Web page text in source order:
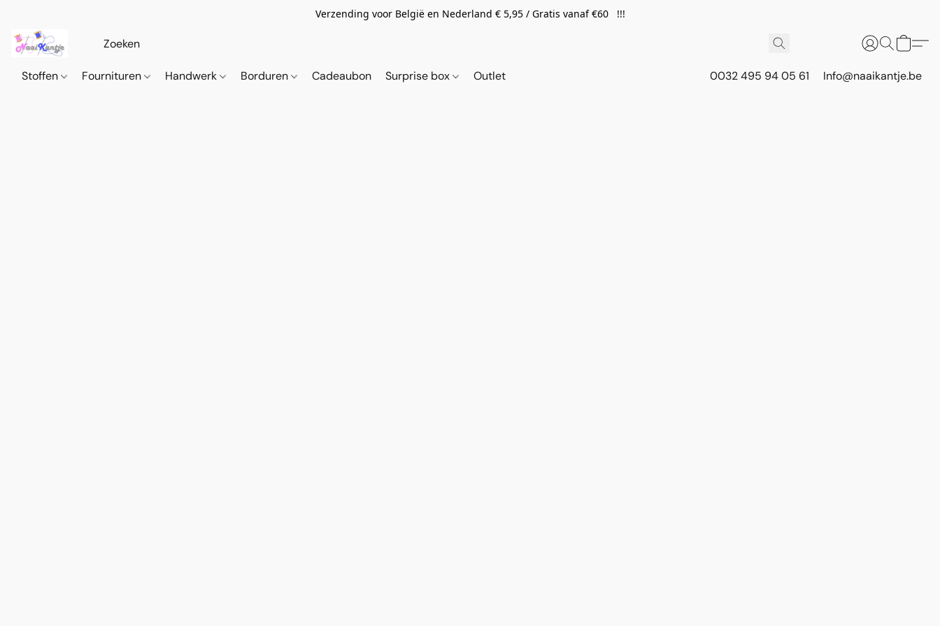
Verzending voor België en Nederland € 5,95 / Gratis vanaf €60 !!!
Stoffen Fournituren Handwerk Borduren Cadeaubon Surprise box Outlet 0032 495 94 05 61 Info@naaikantje.be